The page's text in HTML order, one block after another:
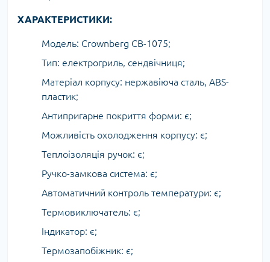
ХАРАКТЕРИСТИКИ:
Модель: Crownberg CB-1075;
Тип: електрогриль, сендвічниця;
Матеріал корпусу: нержавіюча сталь, ABS-
пластик;
Антипригарне покриття форми: є;
Можливість охолодження корпусу: є;
Теплоізоляція ручок: є;
Ручко-замкова система: є;
Автоматичний контроль температури: є;
Термовиключатель: є;
Індикатор: є;
Термозапобіжник: є;